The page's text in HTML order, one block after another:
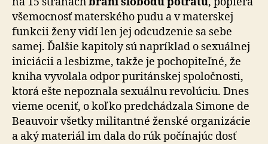
všemocnosť materského pudu a v materskej
funkcii ženy vidí len jej odcudzenie sa sebe
samej. Ďalšie kapitoly sú napríklad o sexuálnej
iniciácii a lesbizme, takže je pochopiteľné, že
kniha vyvolala odpor puritánskej spoločnosti,
ktorá ešte nepoznala sexuálnu revolúciu. Dnes
vieme oceniť, o koľko predchádzala Simone de
Beauvoir všetky militantné žen­ské organizácie
a aký materiál im dala do rúk počínajúc dosť